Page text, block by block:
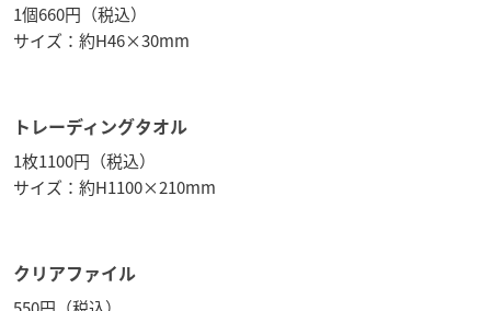
1個660円（税込）
サイズ：約H46×30mm
トレーディングタオル
1枚1100円（税込）
サイズ：約H1100×210mm
クリアファイル